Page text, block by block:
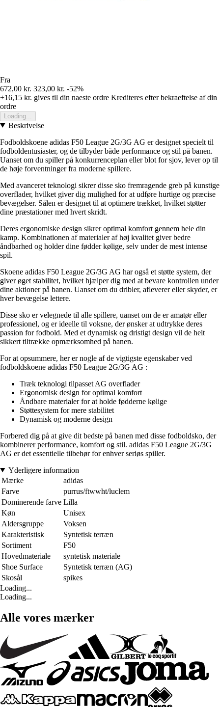
Fra
672,00 kr. 323,00 kr. -52%
+16,15 kr. gives til din naeste ordre Krediteres efter bekraeftelse af din
ordre
Loading...
Beskrivelse
Fodboldskoene adidas F50 League 2G/3G AG er designet specielt til
fodboldentusiaster, og de tilbyder både performance og stil på banen.
Uanset om du spiller på konkurrenceplan eller blot for sjov, lever op til
de høje forventninger fra moderne spillere.
Med avanceret teknologi sikrer disse sko fremragende greb på kunstige
overflader, hvilket giver dig mulighed for at udføre hurtige og præcise
bevægelser. Sålen er designet til at optimere trækket, hvilket støtter
dine præstationer med hvert skridt.
Deres ergonomiske design sikrer optimal komfort gennem hele din
kamp. Kombinationen af materialer af høj kvalitet giver bedre
åndbarhed og holder dine fødder kølige, selv under de mest intense
spil.
Skoene adidas F50 League 2G/3G AG har også et støtte system, der
giver øget stabilitet, hvilket hjælper dig med at bevare kontrollen under
dine aktioner på banen. Uanset om du dribler, afleverer eller skyder, er
hver bevægelse lettere.
Disse sko er velegnede til alle spillere, uanset om de er amatør eller
professionel, og er ideelle til voksne, der ønsker at udtrykke deres
passion for fodbold. Med et dynamisk og dristigt design vil de helt
sikkert tiltrække opmærksomhed på banen.
For at opsummere, her er nogle af de vigtigste egenskaber ved
fodboldskoene adidas F50 League 2G/3G AG :
Træk teknologi tilpasset AG overflader
Ergonomisk design for optimal komfort
Åndbare materialer for at holde fødderne kølige
Støttesystem for mere stabilitet
Dynamisk og moderne design
Forbered dig på at give dit bedste på banen med disse fodboldsko, der
kombinerer performance, komfort og stil. adidas F50 League 2G/3G
AG er det essentielle tilbehør for enhver seriøs spiller.
Yderligere information
Mærke
adidas
Farve
purrus/ftwwht/luclem
Dominerende farve Lilla
Køn
Unisex
Aldersgruppe
Voksen
Karakteristisk
Syntetisk terræn
Sortiment
F50
Hovedmateriale
syntetisk materiale
Shoe Surface
Syntetisk terræn (AG)
Skosål
spikes
Loading...
Loading...
Alle vores mærker